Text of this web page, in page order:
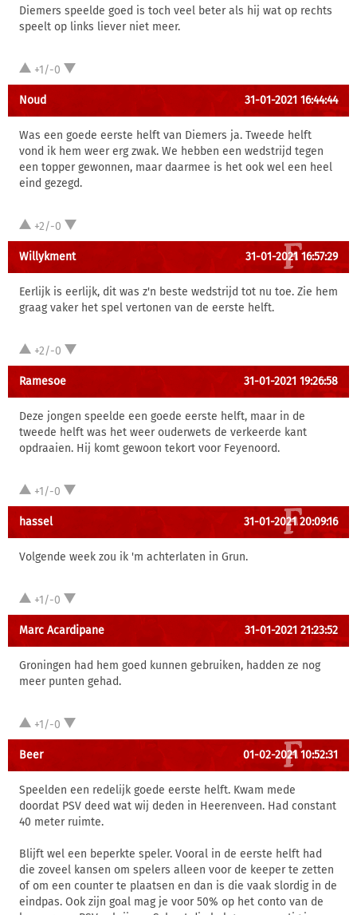
Diemers speelde goed is toch veel beter als hij wat op rechts
speelt op links liever niet meer.
+1/-0
Noud 31-01-2021 16:44:44
Was een goede eerste helft van Diemers ja. Tweede helft
vond ik hem weer erg zwak. We hebben een wedstrijd tegen
een topper gewonnen, maar daarmee is het ook wel een heel
eind gezegd.
+2/-0
Willykment 31-01-2021 16:57:29
Eerlijk is eerlijk, dit was z'n beste wedstrijd tot nu toe. Zie hem
graag vaker het spel vertonen van de eerste helft.
+2/-0
Ramesoe 31-01-2021 19:26:58
Deze jongen speelde een goede eerste helft, maar in de
tweede helft was het weer ouderwets de verkeerde kant
opdraaien. Hij komt gewoon tekort voor Feyenoord.
+1/-0
hassel 31-01-2021 20:09:16
Volgende week zou ik 'm achterlaten in Grun.
+1/-0
Marc Acardipane 31-01-2021 21:23:52
Groningen had hem goed kunnen gebruiken, hadden ze nog
meer punten gehad.
+1/-0
Beer 01-02-2021 10:52:31
Speelden een redelijk goede eerste helft. Kwam mede
doordat PSV deed wat wij deden in Heerenveen. Had constant
40 meter ruimte.
Blijft wel een beperkte speler. Vooral in de eerste helft had
die zoveel kansen om spelers alleen voor de keeper te zetten
of om een counter te plaatsen en dan is die vaak slordig in de
eindpas. Ook zijn goal mag je voor 50% op het conto van de